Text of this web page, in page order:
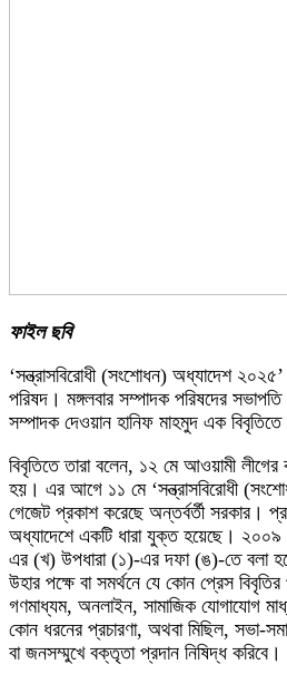
ফাইল ছবি
‘সন্ত্রাসবিরোধী (সংশোধন) অধ্যাদেশ
পরিষদ। মঙ্গলবার সম্পাদক পরিষদের
সম্পাদক দেওয়ান হানিফ মাহমুদ এক
বিবৃতিতে তারা বলেন, ১২ মে আওয়ামী লীগের
হয়। এর আগে ১১ মে ‘সন্ত্রাসবিরোধী
গেজেট প্রকাশ করেছে অন্তর্বর্তী সরকার।
অধ্যাদেশে একটি ধারা যুক্ত হয়েছে।
এর (খ) উপধারা (১)-এর দফা (ঙ)-তে বলা
উহার পক্ষে বা সমর্থনে যে কোন প্রেস বিবৃতির
গণমাধ্যম, অনলাইন, সামাজিক যোগাযোগ
কোন ধরনের প্রচারণা, অথবা মিছিল, সভা-
বা জনসম্মুখে বক্তৃতা প্রদান নিষিদ্ধ করিবে।